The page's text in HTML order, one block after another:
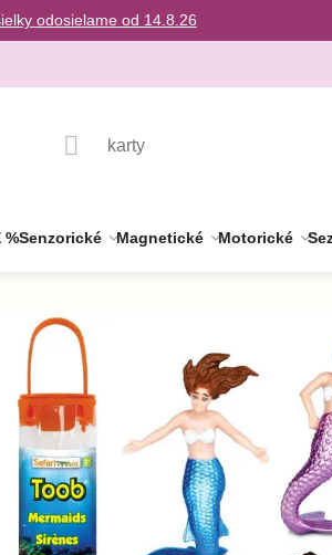
odosielame od 14.8.26
%Senzorické Magnetické Motorické